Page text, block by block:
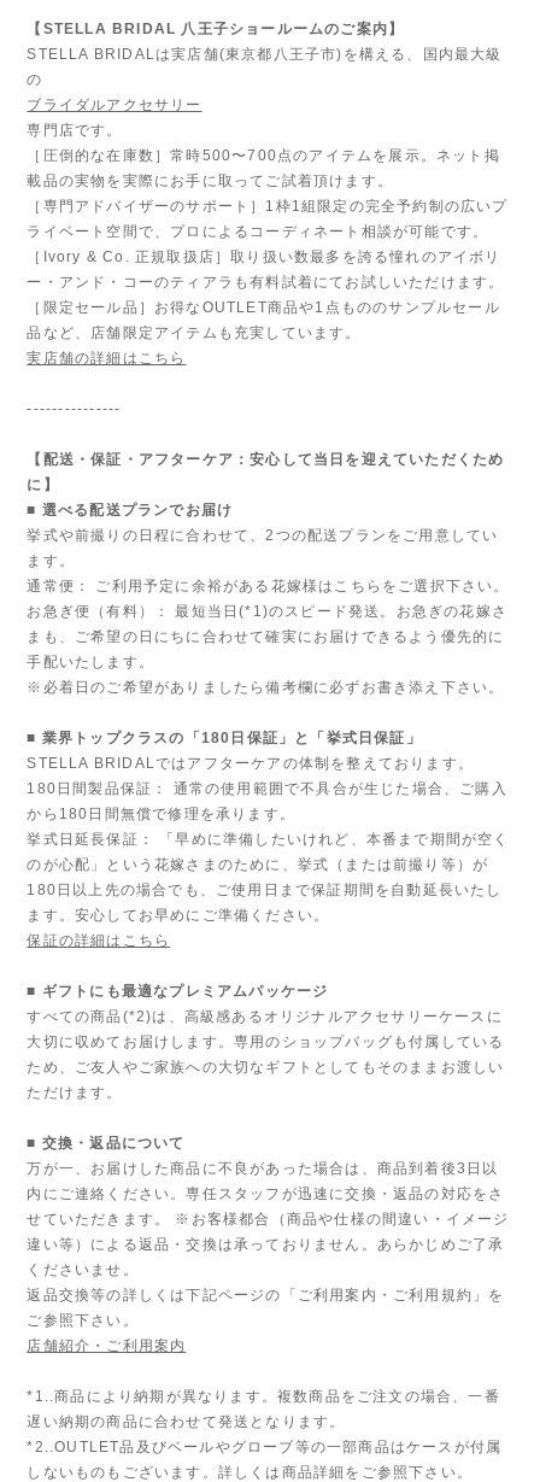
【STELLA BRIDAL 八王子ショールームのご案内】
STELLA BRIDALは実店舗(東京都八王子市)を構える、国内最大級
の
ブライダルアクセサリー
専門店です。
［圧倒的な在庫数］常時500〜700点のアイテムを展示。ネット掲
載品の実物を実際にお手に取ってご試着頂けます。
［専門アドバイザーのサポート］1枠1組限定の完全予約制の広いプ
ライベート空間で、プロによるコーディネート相談が可能です。
［Ivory & Co. 正規取扱店］取り扱い数最多を誇る憧れのアイボリ
ー・アンド・コーのティアラも有料試着にてお試しいただけます。
［限定セール品］お得なOUTLET商品や1点もののサンプルセール
品など、店舗限定アイテムも充実しています。
実店舗の詳細はこちら
---------------
【配送・保証・アフターケア：安心して当日を迎えていただくため
に】
■ 選べる配送プランでお届け
挙式や前撮りの日程に合わせて、2つの配送プランをご用意してい
ます。
通常便： ご利用予定に余裕がある花嫁様はこちらをご選択下さい。
お急ぎ便（有料）： 最短当日(*1)のスピード発送。お急ぎの花嫁さ
まも、ご希望の日にちに合わせて確実にお届けできるよう優先的に
手配いたします。
※必着日のご希望がありましたら備考欄に必ずお書き添え下さい。
■ 業界トップクラスの「180日保証」と「挙式日保証」
STELLA BRIDALではアフターケアの体制を整えております。
180日間製品保証： 通常の使用範囲で不具合が生じた場合、ご購入
から180日間無償で修理を承ります。
挙式日延長保証： 「早めに準備したいけれど、本番まで期間が空く
のが心配」という花嫁さまのために、挙式（または前撮り等）が
180日以上先の場合でも、ご使用日まで保証期間を自動延長いたし
ます。安心してお早めにご準備ください。
保証の詳細はこちら
■ ギフトにも最適なプレミアムパッケージ
すべての商品(*2)は、高級感あるオリジナルアクセサリーケースに
大切に収めてお届けします。専用のショップバッグも付属している
ため、ご友人やご家族への大切なギフトとしてもそのままお渡しい
ただけます。
■ 交換・返品について
万が一、お届けした商品に不良があった場合は、商品到着後3日以
内にご連絡ください。専任スタッフが迅速に交換・返品の対応をさ
せていただきます。 ※お客様都合（商品や仕様の間違い・イメージ
違い等）による返品・交換は承っておりません。あらかじめご了承
くださいませ。
返品交換等の詳しくは下記ページの「ご利用案内・ご利用規約」を
ご参照下さい。
店舗紹介・ご利用案内
*1..商品により納期が異なります。複数商品をご注文の場合、一番
遅い納期の商品に合わせて発送となります。
*2..OUTLET品及びベールやグローブ等の一部商品はケースが付属
しないものもございます。詳しくは商品詳細をご参照下さい。